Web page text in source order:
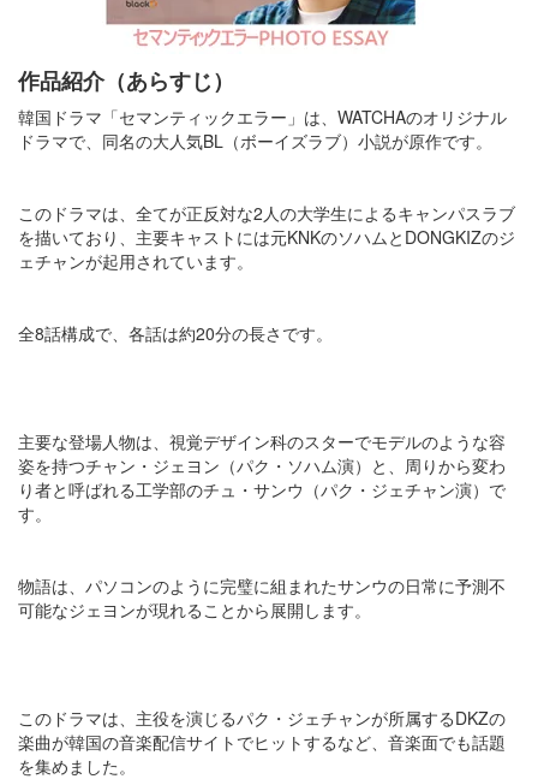
作品紹介（あらすじ）
韓国ドラマ「セマンティックエラー」は、WATCHAのオリジナル
ドラマで、同名の大人気BL（ボーイズラブ）小説が原作です。
このドラマは、全てが正反対な2人の大学生によるキャンパスラブ
を描いており、主要キャストには元KNKのソハムとDONGKIZのジ
ェチャンが起用されています。
全8話構成で、各話は約20分の長さです​​。
主要な登場人物は、視覚デザイン科のスターでモデルのような容
姿を持つチャン・ジェヨン（パク・ソハム演）と、周りから変わ
り者と呼ばれる工学部のチュ・サンウ（パク・ジェチャン演）で
す。
物語は、パソコンのように完璧に組まれたサンウの日常に予測不
可能なジェヨンが現れることから展開します​​。
このドラマは、主役を演じるパク・ジェチャンが所属するDKZの
楽曲が韓国の音楽配信サイトでヒットするなど、音楽面でも話題
を集めました。